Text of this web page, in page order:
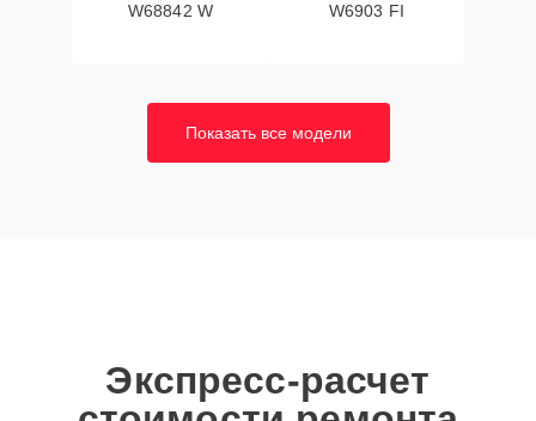
W68842 W
W6903 FI
Показать все модели
Экспресс-расчет